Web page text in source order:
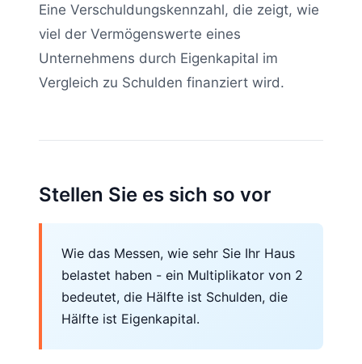
Eine Verschuldungskennzahl, die zeigt, wie
viel der Vermögenswerte eines
Unternehmens durch Eigenkapital im
Vergleich zu Schulden finanziert wird.
Stellen Sie es sich so vor
Wie das Messen, wie sehr Sie Ihr Haus
belastet haben - ein Multiplikator von 2
bedeutet, die Hälfte ist Schulden, die
Hälfte ist Eigenkapital.